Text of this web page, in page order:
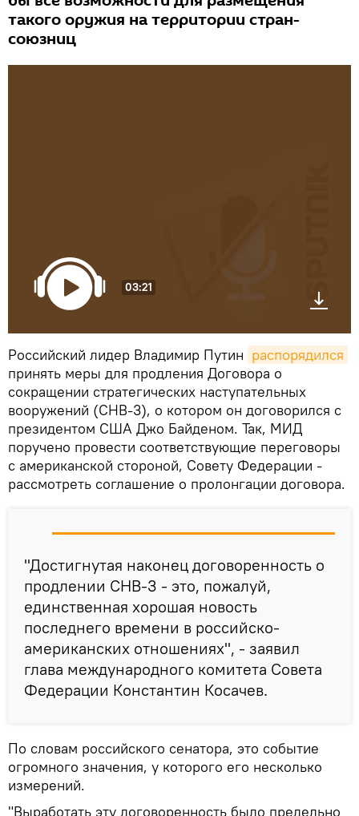
такого оружия на территории стран-
союзниц
03:21
Российский лидер Владимир Путин распорядился
принять меры для продления Договора о
сокращении стратегических наступательных
вооружений (СНВ-3), о котором он договорился с
президентом США Джо Байденом. Так, МИД
поручено провести соответствующие переговоры
с американской стороной, Совету Федерации -
рассмотреть соглашение о пролонгации договора.
"Достигнутая наконец договоренность о
продлении СНВ-3 - это, пожалуй,
единственная хорошая новость
последнего времени в российско-
американских отношениях", - заявил
глава международного комитета Совета
Федерации Константин Косачев.
По словам российского сенатора, это событие
огромного значения, у которого его несколько
измерений.
"Выработать эту договоренность было предельно